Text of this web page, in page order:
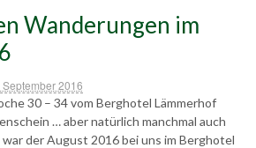
Wanderungen im
September 2016
30 – 34 vom Berghotel Lämmerhof
… aber natürlich manchmal auch
war der August 2016 bei uns im Berghotel